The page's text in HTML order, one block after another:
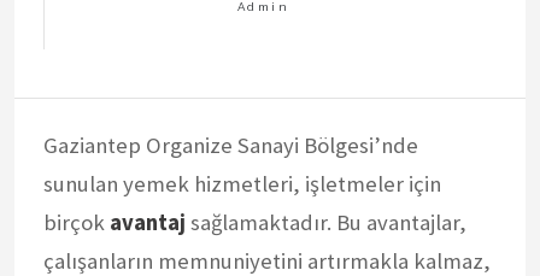
Gaziantep Organize Sanayi Bölgesi’nde
sunulan yemek hizmetleri, işletmeler için
birçok avantaj sağlamaktadır. Bu avantajlar,
çalışanların memnuniyetini artırmakla kalmaz,